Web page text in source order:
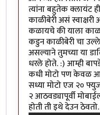
त्यांना बहुतेक क्लायंट
काळीबेरी असं
कळायचे की याला
कडुन काळीबेरी चा
असल्याने तुमच्या या
धरले होते. :) आम्ही
कधी मोटो पण केवळ
सध्या मोटो एज २०
२ आठवड्यापूर्वी
होती ती इथे देउन ठेवतो.